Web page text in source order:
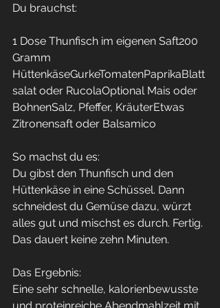
Du brauchst:
1 Dose Thunfisch im eigenen Saft200
Gramm
HüttenkäseGurkeTomatenPaprikaBlatt
salat oder RucolaOptional Mais oder
BohnenSalz, Pfeffer, KräuterEtwas
Zitronensaft oder Balsamico
So machst du es:
Du gibst den Thunfisch und den
Hüttenkäse in eine Schüssel. Dann
schneidest du Gemüse dazu, würzt
alles gut und mischst es durch. Fertig.
Das dauert keine zehn Minuten.
Das Ergebnis:
Eine sehr schnelle, kalorienbewusste